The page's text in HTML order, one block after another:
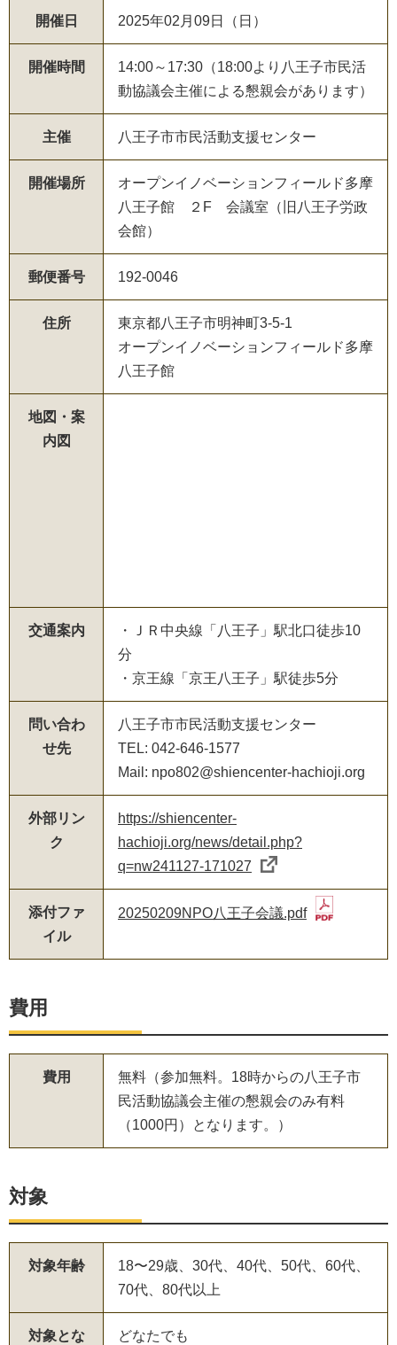
開催日 2025年02月09日（日）
開催時間
14:00～17:30（18:00より八王子市民活
動協議会主催による懇親会があります）
主催 八王子市市民活動支援センター
開催場所
オープンイノベーションフィールド多摩
八王子館 ２F 会議室（旧八王子労政
会館）
郵便番号 192-0046
住所
東京都八王子市明神町3-5-1
オープンイノベーションフィールド多摩
八王子館
地図・案
内図
交通案内
・ＪＲ中央線「八王子」駅北口徒歩10
分
・京王線「京王八王子」駅徒歩5分
問い合わ
せ先
八王子市市民活動支援センター
TEL: 042-646-1577
Mail: npo802@shiencenter-hachioji.org
外部リン
ク
https://shiencenter-
hachioji.org/news/detail.php?
q=nw241127-171027
添付ファ
イル
20250209NPO八王子会議.pdf
費用
費用
無料（参加無料。18時からの八王子市
民活動協議会主催の懇親会のみ有料
（1000円）となります。）
対象
対象年齢
18〜29歳、30代、40代、50代、60代、
70代、80代以上
対象とな
どなたでも